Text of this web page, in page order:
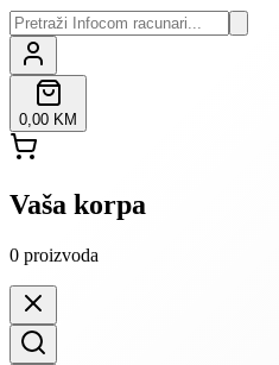
0,00 KM
Vaša korpa
0 proizvoda